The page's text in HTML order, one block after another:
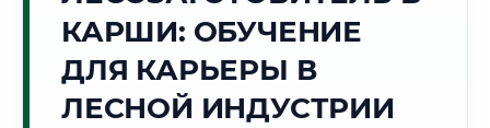
🌾
Г. КАРШИ
Точное местное время:
16:48:03
КАРШИ: ОБУЧЕНИЕ
ДЛЯ КАРЬЕРЫ В
ЛЕСНОЙ ИНДУСТРИИ